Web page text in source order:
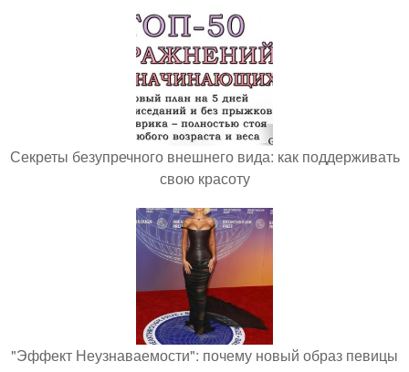
Секреты безупречного внешнего вида: как поддерживать
свою красоту
"Эффект Неузнаваемости": почему новый образ певицы